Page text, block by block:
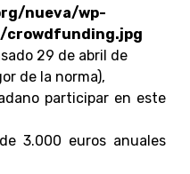
29 de abril de
de la norma),
participar en este
3.000 euros anuales